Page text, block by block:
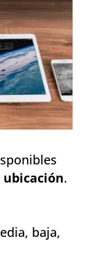
.
baja,